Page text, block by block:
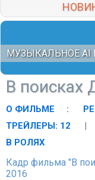
МУЗЫКАЛЬНОЕ AI
В поисках
О ФИЛЬМЕ :
ТРЕЙЛЕРЫ: 12
|
В РОЛЯХ
Кадр фильма "В
2016